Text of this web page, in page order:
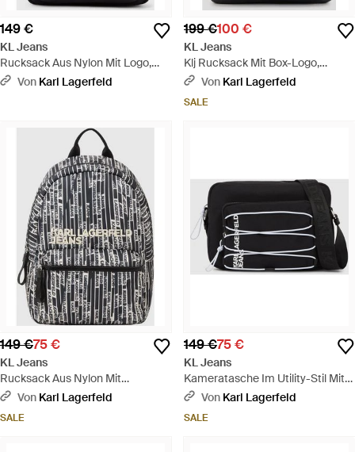
149 €
KL Jeans
Rucksack Aus Nylon Mit Logo,
Herren, Größe - Schwarz
Von Karl Lagerfeld
199 €100 €
KL Jeans
Klj Rucksack Mit Box-Logo,
Herren, Größe - Schwarz
Von Karl Lagerfeld
SALE
149 €75 €
KL Jeans
Rucksack Aus Nylon Mit
Linearem Logo, Herren, Größe -
Von Karl Lagerfeld
SALE
149 €75 €
KL Jeans
Kameratasche Im Utility-Stil Mit
Kordelzug, Herren, Größe -
Von Karl Lagerfeld
SALE